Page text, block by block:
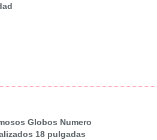
Globos Numero
18 pulgadas